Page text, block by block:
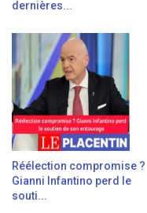
dernières...
Réélection compromise ?
Gianni Infantino perd le
souti...